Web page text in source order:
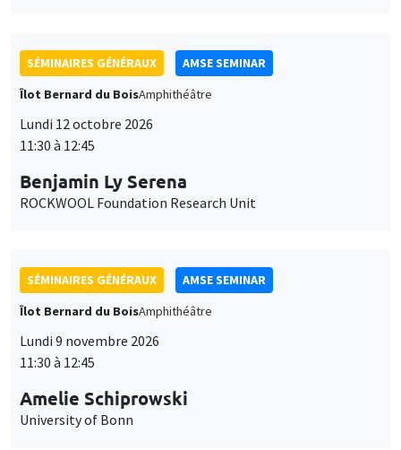
SÉMINAIRES GÉNÉRAUX
AMSE SEMINAR
Îlot Bernard du BoisAmphithéâtre
Lundi 12 octobre 2026
11:30 à 12:45
Benjamin Ly Serena
ROCKWOOL Foundation Research Unit
SÉMINAIRES GÉNÉRAUX
AMSE SEMINAR
Îlot Bernard du BoisAmphithéâtre
Lundi 9 novembre 2026
11:30 à 12:45
Amelie Schiprowski
University of Bonn